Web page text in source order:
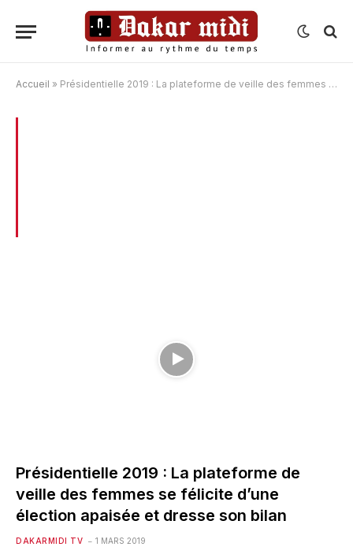
Accueil » Présidentielle 2019 : La plateforme de veille des femmes se félicite d'une élection apaisée et dresse son bilan
Présidentielle 2019 : La plateforme de
veille des femmes se félicite d’une
élection apaisée et dresse son bilan
DAKARMIDI TV 1 MARS 2019